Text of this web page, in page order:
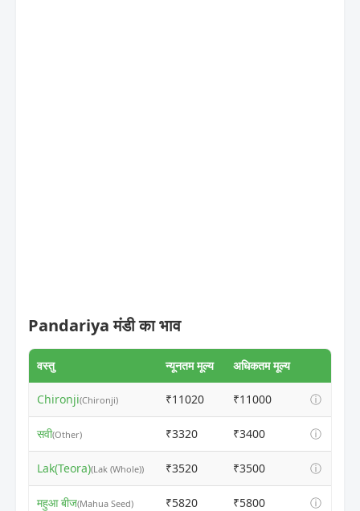
Pandariya मंडी का भाव
वस्तु न्यूनतम मूल्य अधिकतम मूल्य
Chironji(Chironji) ₹11020 ₹11000 ⓘ
सवी(Other) ₹3320 ₹3400 ⓘ
Lak(Teora)(Lak (Whole)) ₹3520 ₹3500 ⓘ
महुआ बीज(Mahua Seed) ₹5820 ₹5800 ⓘ